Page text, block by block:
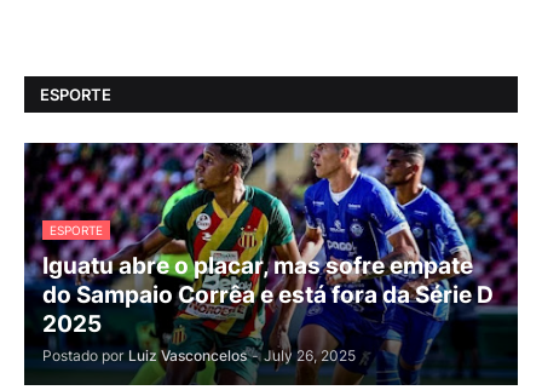
ESPORTE
ESPORTE
Iguatu abre o placar, mas sofre empate
do Sampaio Corrêa e está fora da Série D
2025
Postado por Luiz Vasconcelos - July 26, 2025